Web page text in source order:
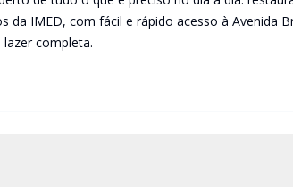
da IMED, com fácil e rápido acesso à Avenida
completa.